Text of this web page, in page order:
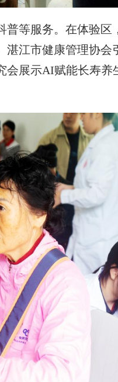
等服务。在体验区
江市健康管理协
展示AI赋能长寿养